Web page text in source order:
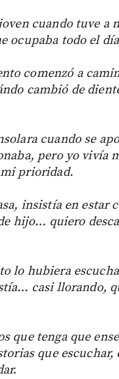
cuando tuve
ocupaba todo el
comenzó a
cambió de
cuando se
pero yo vivía
prioridad.
insistía en
hijo… quiero
lo hubiera
casi llorando,
que tenga que
que